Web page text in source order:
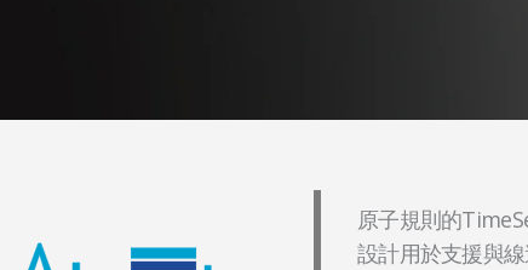
原子規則的
設計用於支援與